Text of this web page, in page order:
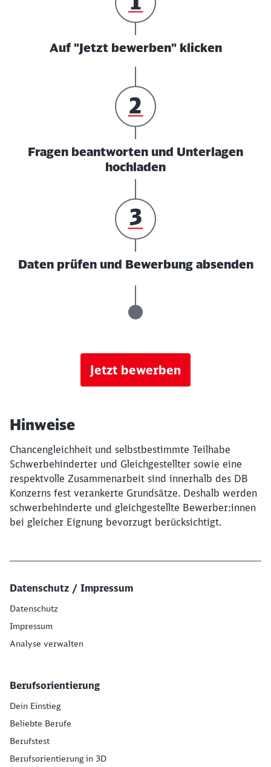
Auf "Jetzt bewerben" klicken
Fragen beantworten und Unterlagen
hochladen
Daten prüfen und Bewerbung absenden
Jetzt bewerben
Hinweise
Chancengleichheit und selbstbestimmte Teilhabe
Schwerbehinderter und Gleichgestellter sowie eine
respektvolle Zusammenarbeit sind innerhalb des DB
Konzerns fest verankerte Grundsätze. Deshalb werden
schwerbehinderte und gleichgestellte Bewerber:innen
bei gleicher Eignung bevorzugt berücksichtigt.
Datenschutz / Impressum
Datenschutz
Impressum
Analyse verwalten
Berufsorientierung
Dein Einstieg
Beliebte Berufe
Berufstest
Berufsorientierung in 3D